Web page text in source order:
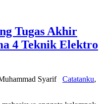
Tugas Akhir
4 Teknik Elektro
Syarif Catatanku,